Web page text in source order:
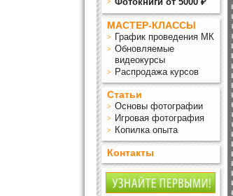
МАСТЕР-КЛАССЫ
График проведения МК
Обновляемые
видеокурсы
Распродажа курсов
Статьи
Основы фотографии
Игровая фотография
Копилка опыта
Контакты